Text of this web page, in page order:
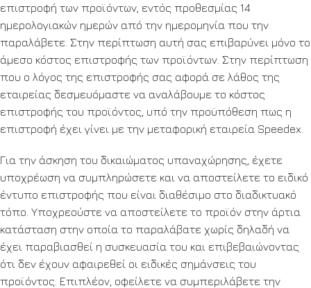
επιστροφή των προϊόντων, εντός προθεσμίας 14
ημερολογιακών ημερών από την ημερομηνία που την
παραλάβετε. Στην περίπτωση αυτή σας επιβαρύνει μόνο το
άμεσο κόστος επιστροφής των προϊόντων. Στην περίπτωση
που ο λόγος της επιστροφής σας αφορά σε λάθος της
εταιρείας δεσμευόμαστε να αναλάβουμε το κόστος
επιστροφής του προϊόντος, υπό την προϋπόθεση πως η
επιστροφή έχει γίνει με την μεταφορική εταιρεία Speedex.
Για την άσκηση του δικαιώματος υπαναχώρησης, έχετε
υποχρέωση να συμπληρώσετε και να αποστείλετε το ειδικό
έντυπο επιστροφής που είναι διαθέσιμο στο διαδικτυακό
τόπο. Υποχρεούστε να αποστείλετε το προϊόν στην άρτια
κατάσταση στην οποία το παραλάβατε χωρίς δηλαδή να
έχει παραβιασθεί η συσκευασία του και επιβεβαιώνοντας
ότι δεν έχουν αφαιρεθεί οι ειδικές σημάνσεις του
προϊόντος. Επιπλέον, οφείλετε να συμπεριλάβετε την